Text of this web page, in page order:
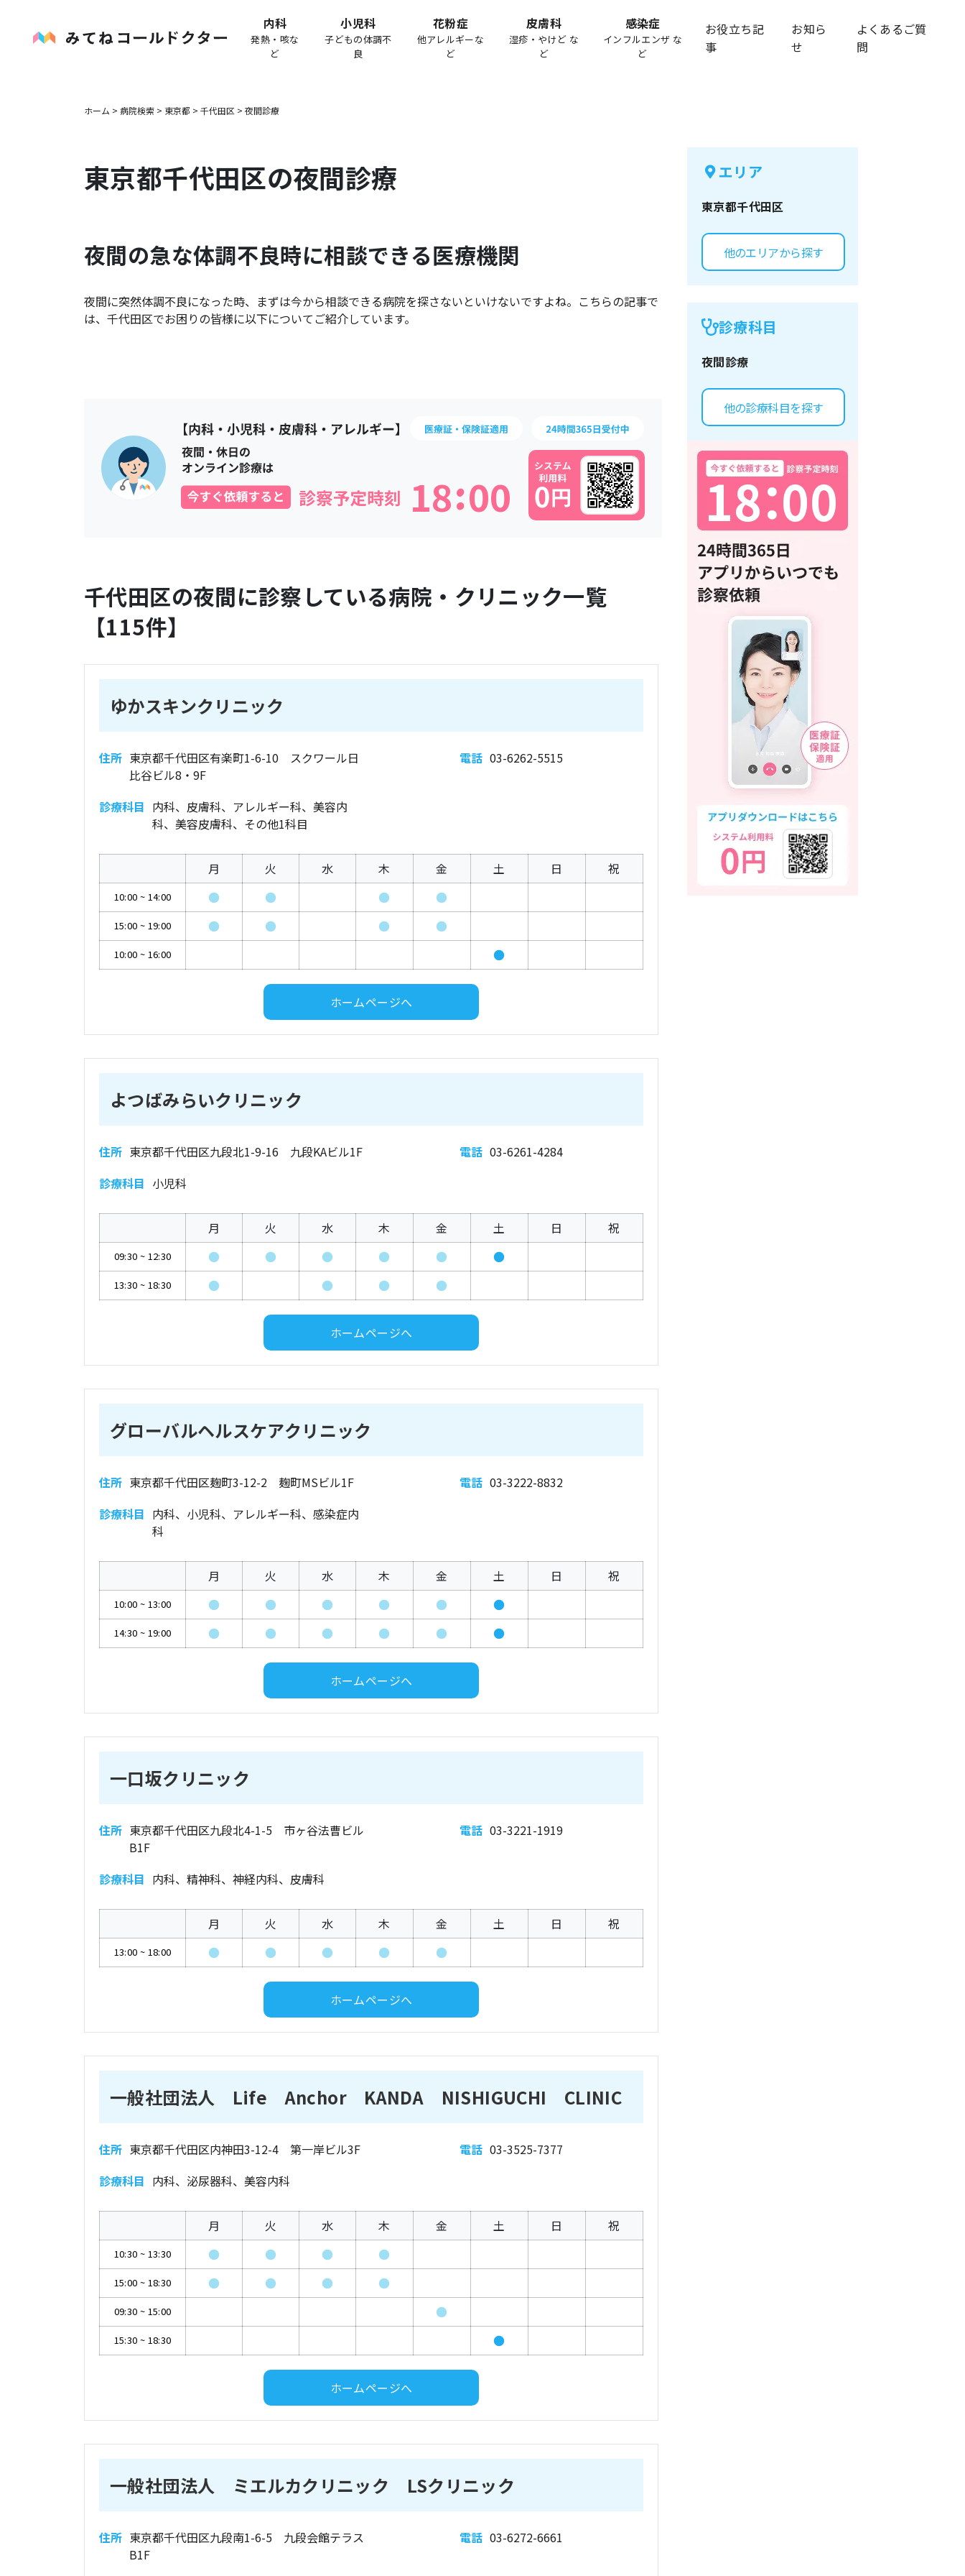
内科
発熱・咳な
ど
小児科
子どもの体調不
良
花粉症
他アレルギーな
ど
皮膚科
湿疹・やけど な
ど
感染症
インフルエンザ な
ど
お役立ち記
事
お知ら
せ
よくあるご質
問
ホーム > 病院検索 > 東京都 > 千代田区 > 夜間診療
東京都千代田区の夜間診療
夜間の急な体調不良時に相談できる医療機関
夜間に突然体調不良になった時、まずは今から相談できる病院を探さないといけないですよね。こちらの記事で
は、 千代田区でお困りの皆様に以下についてご紹介しています。
18 00
:
千代田区の夜間に診察している病院・クリニック一覧
【115件】
ゆかスキンクリニック
住所 東京都千代田区有楽町1-6-10 スクワール日
比谷ビル8・9F
電話 03-6262-5515
診療科目 内科、皮膚科、アレルギー科、美容内
科、美容皮膚科、その他1科目
月 火 水 木 金 土 日 祝
10:00 ~ 14:00 ● ● ● ●
15:00 ~ 19:00 ● ● ● ●
10:00 ~ 16:00 ●
ホームページへ
よつばみらいクリニック
住所 東京都千代田区九段北1-9-16 九段KAビル1F 電話 03-6261-4284
診療科目 小児科
月 火 水 木 金 土 日 祝
09:30 ~ 12:30 ● ● ● ● ● ●
13:30 ~ 18:30 ● ● ● ●
ホームページへ
グローバルヘルスケアクリニック
住所 東京都千代田区麹町3-12-2 麹町MSビル1F 電話 03-3222-8832
診療科目 内科、小児科、アレルギー科、感染症内
科
月 火 水 木 金 土 日 祝
10:00 ~ 13:00 ● ● ● ● ● ●
14:30 ~ 19:00 ● ● ● ● ● ●
ホームページへ
一口坂クリニック
住所 東京都千代田区九段北4-1-5 市ヶ谷法曹ビル
B1F
電話 03-3221-1919
診療科目 内科、精神科、神経内科、皮膚科
月 火 水 木 金 土 日 祝
13:00 ~ 18:00 ● ● ● ● ●
ホームページへ
一般社団法人 Life Anchor KANDA NISHIGUCHI CLINIC
住所 東京都千代田区内神田3-12-4 第一岸ビル3F 電話 03-3525-7377
診療科目 内科、泌尿器科、美容内科
月 火 水 木 金 土 日 祝
10:30 ~ 13:30 ● ● ● ●
15:00 ~ 18:30 ● ● ● ●
09:30 ~ 15:00 ●
15:30 ~ 18:30 ●
ホームページへ
一般社団法人 ミエルカクリニック LSクリニック
住所 東京都千代田区九段南1-6-5 九段会館テラス
B1F
電話 03-6272-6661
エリア
東京都千代田区
他のエリアから探す
診療科目
夜間診療
他の診療科目を探す
18：
00